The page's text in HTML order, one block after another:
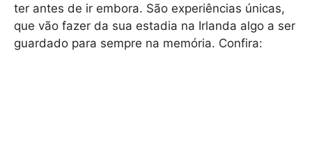
ter antes de ir embora. São experiências únicas,
que vão fazer da sua estadia na Irlanda algo a ser
guardado para sempre na memória. Confira: